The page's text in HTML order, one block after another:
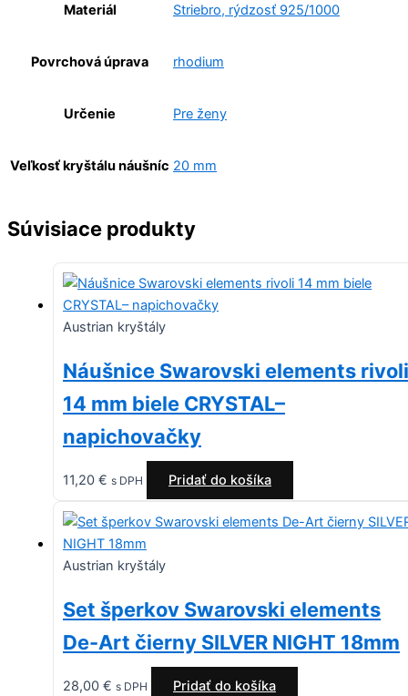
Materiál Striebro, rýdzosť 925/1000
Povrchová úprava rhodium
Určenie Pre ženy
Veľkosť kryštálu náušníc 20 mm
Súvisiace produkty
Austrian kryštály
Náušnice Swarovski elements rivoli
14 mm biele CRYSTAL–
napichovačky
11,20 € s DPH Pridať do košíka
Austrian kryštály
Set šperkov Swarovski elements
De-Art čierny SILVER NIGHT 18mm
28,00 € s DPH Pridať do košíka